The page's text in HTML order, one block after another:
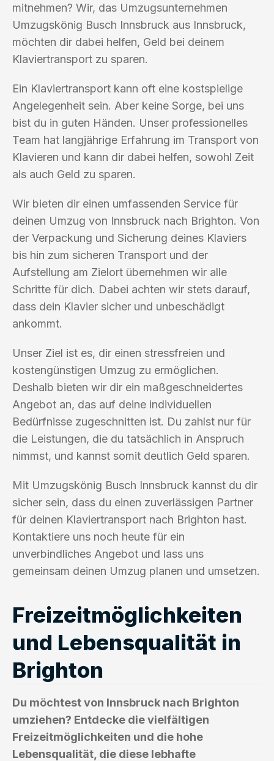
mitnehmen? Wir, das Umzugsunternehmen
Umzugskönig Busch Innsbruck aus Innsbruck,
möchten dir dabei helfen, Geld bei deinem
Klaviertransport zu sparen.
Ein Klaviertransport kann oft eine kostspielige
Angelegenheit sein. Aber keine Sorge, bei uns
bist du in guten Händen. Unser professionelles
Team hat langjährige Erfahrung im Transport von
Klavieren und kann dir dabei helfen, sowohl Zeit
als auch Geld zu sparen.
Wir bieten dir einen umfassenden Service für
deinen Umzug von Innsbruck nach Brighton. Von
der Verpackung und Sicherung deines Klaviers
bis hin zum sicheren Transport und der
Aufstellung am Zielort übernehmen wir alle
Schritte für dich. Dabei achten wir stets darauf,
dass dein Klavier sicher und unbeschädigt
ankommt.
Unser Ziel ist es, dir einen stressfreien und
kostengünstigen Umzug zu ermöglichen.
Deshalb bieten wir dir ein maßgeschneidertes
Angebot an, das auf deine individuellen
Bedürfnisse zugeschnitten ist. Du zahlst nur für
die Leistungen, die du tatsächlich in Anspruch
nimmst, und kannst somit deutlich Geld sparen.
Mit Umzugskönig Busch Innsbruck kannst du dir
sicher sein, dass du einen zuverlässigen Partner
für deinen Klaviertransport nach Brighton hast.
Kontaktiere uns noch heute für ein
unverbindliches Angebot und lass uns
gemeinsam deinen Umzug planen und umsetzen.
Freizeitmöglichkeiten
und Lebensqualität in
Brighton
Du möchtest von Innsbruck nach Brighton
umziehen? Entdecke die vielfältigen
Freizeitmöglichkeiten und die hohe
Lebensqualität, die diese lebhafte